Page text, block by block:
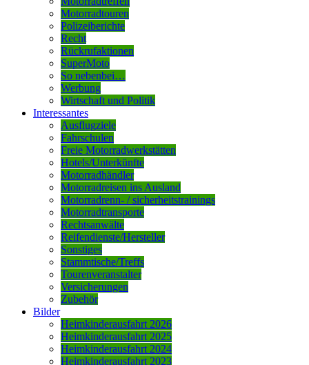
Motorradtouren
Polizeiberichte
Recht
Rückrufaktionen
SuperMoto
So nebenbei…
Werbung
Wirtschaft und Politik
Interessantes
Ausflugziele
Fahrschulen
Freie Motorradwerkstätten
Hotels/Unterkünfte
Motorradhändler
Motorradreisen ins Ausland
Motorradrenn- / sicherheitstrainings
Motorradtransporte
Rechtsanwälte
Reifendienste/Hersteller
Sonstiges
Stammtische/Treffs
Tourenveranstalter
Versicherungen
Zubehör
Bilder
Heimkinderausfahrt 2026
Heimkinderausfahrt 2025
Heimkinderausfahrt 2024
Heimkinderausfahrt 2023